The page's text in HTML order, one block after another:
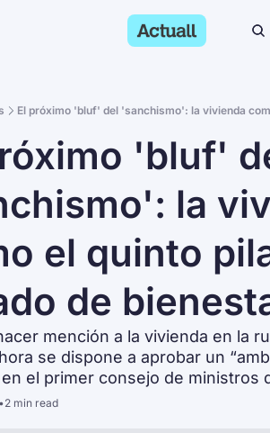
El próximo 'bluf' del 'sanchismo': la vivienda
'bluf'
la
el quinto
de
mención a la vivienda en la
se dispone a aprobar un
el primer consejo de ministros
2 min read